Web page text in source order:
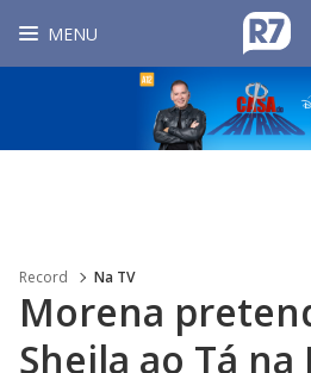
MENU
Record Na TV
Morena
Sheila ao Tá na